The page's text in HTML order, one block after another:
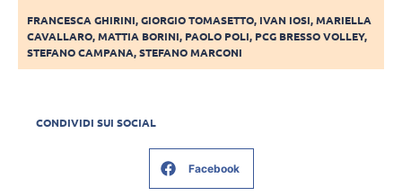
FRANCESCA GHIRINI,GIORGIO TOMASETTO, IVAN IOSI,MARIELLA
CAVALLARO,MATTIA BORINI, PAOLO POLI, PCG BRESSO VOLLEY,
STEFANO CAMPANA,STEFANO MARCONI
CONDIVIDI SUI SOCIAL
Facebook